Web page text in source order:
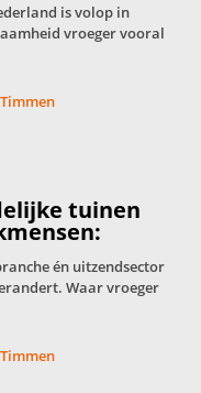
is volop in
vroeger vooral
Timmen
tuinen
én uitzendsector
Waar vroeger
Timmen